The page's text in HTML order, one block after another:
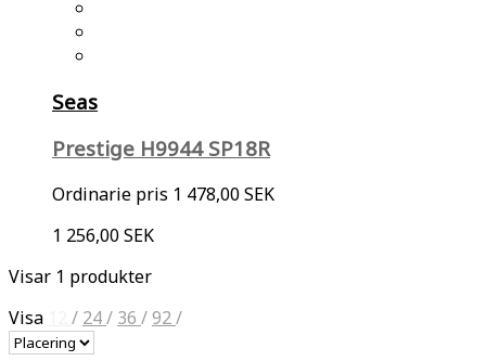
Seas
Prestige H9944 SP18R
Ordinarie pris 1 478,00 SEK
1 256,00 SEK
Visar 1 produkter
Visa
/ 24/ 36 /92/